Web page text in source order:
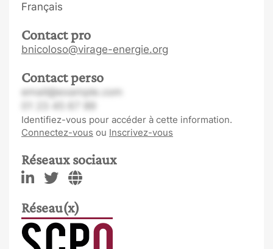
Français
Contact pro
bnicoloso@virage-energie.org
Contact perso
email@example.com
Identifiez-vous pour accéder à cette information.
Connectez-vous ou Inscrivez-vous
Réseaux sociaux
Réseau(x)